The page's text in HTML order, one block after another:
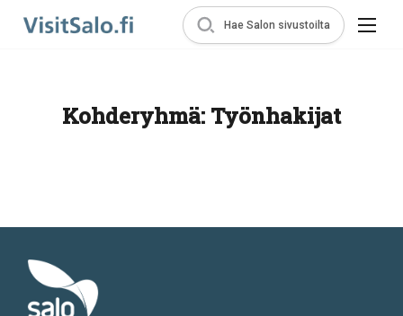
Hae Salon sivustoilta
Kohderyhmä: Työnhakijat